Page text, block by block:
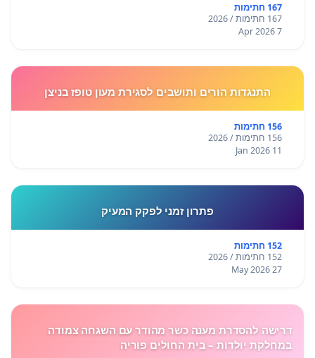
167 חתימות
167 חתימות / 2026
7 Apr 2026
התנגדות הורים ותושבים לסגירת מעון טופז בניצן
156 חתימות
156 חתימות / 2026
11 Jan 2026
פתרון זמני לפקק המעיק
152 חתימות
152 חתימות / 2026
27 May 2026
דרישה להסדרת מענה כשר מהודר עם השגחה צמודה
במחלקת יולדות – בית החולים פוריה